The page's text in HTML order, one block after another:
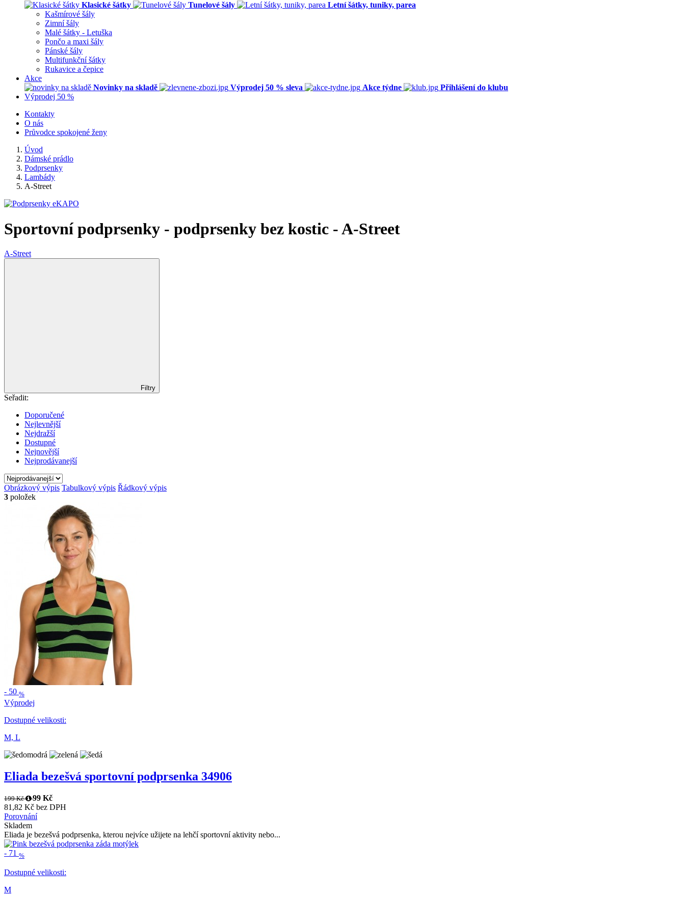
Klasické šátky Tunelové šály
Letní šátky, tuniky, parea
Kašmírové šály
Zimní šály
Malé šátky - Letuška
Pončo a maxi šály
Pánské šály
Multifunkční šátky
Rukavice a čepice
Akce
Novinky na skladě
Výprodej 50 % sleva Akce týdne
Přihlášení do klubu
Výprodej 50 %
Kontakty
O nás
Průvodce spokojené ženy
Úvod
Dámské prádlo
Podprsenky
Lambády
A-Street
Sportovní podprsenky - podprsenky bez kostic - A-Street
A-Street
Filtry
Seřadit:
Doporučené
Nejlevnější
Nejdražší
Dostupné
Nejnovější
Nejprodávanejší
Obrázkový výpis Tabulkový výpis Řádkový výpis
3 položek
- 50 %
Výprodej
Dostupné velikosti:
M, L
Eliada bezešvá sportovní podprsenka 34906
199 Kč
99 Kč
81,82 Kč bez DPH
Porovnání
Skladem
Eliada je bezešvá podprsenka, kterou nejvíce užijete na lehčí sportovní aktivity nebo...
- 71 %
Dostupné velikosti:
M